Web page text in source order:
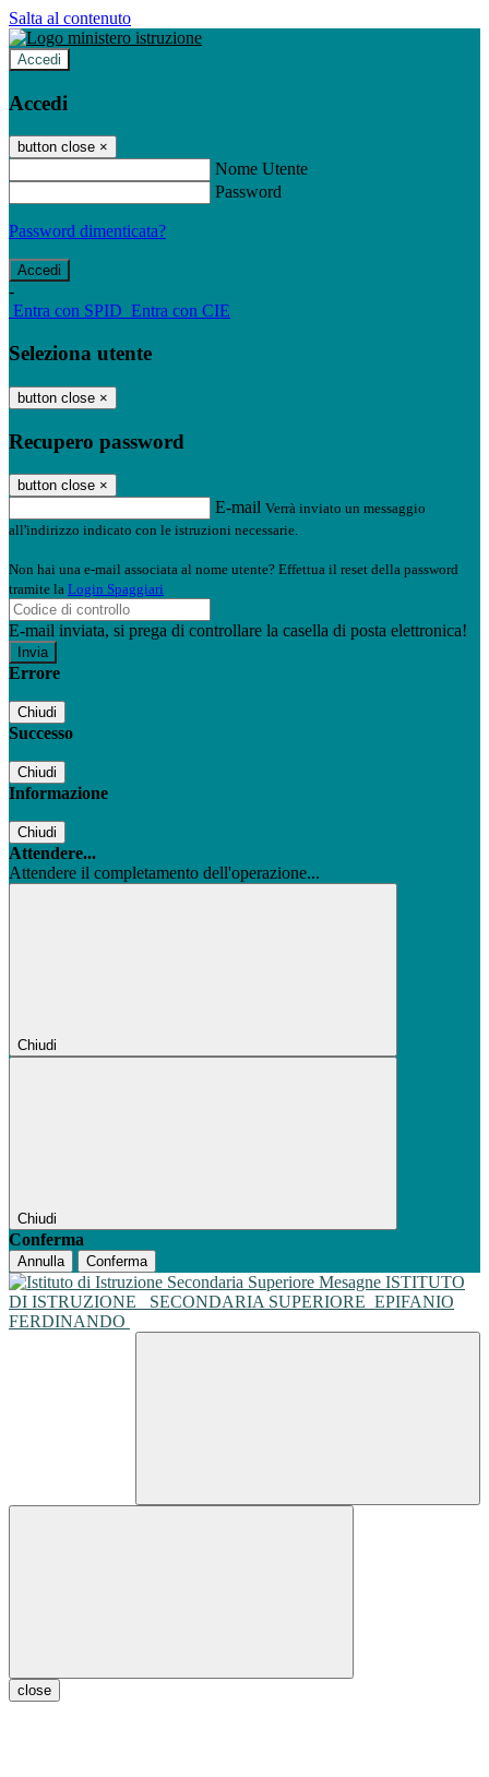
Salta al contenuto
Accedi
Accedi
button close ×
Nome Utente
Password
Password dimenticata?
-
Entra con SPID Entra con CIE
Seleziona utente
button close ×
Recupero password
button close ×
E-mail Verrà inviato un messaggio
all'indirizzo indicato con le istruzioni necessarie.
Non hai una e-mail associata al nome utente? Effettua il reset della password
tramite la Login Spaggiari
E-mail inviata, si prega di controllare la casella di posta elettronica!
Errore
Chiudi
Successo
Chiudi
Informazione
Chiudi
Attendere...
Attendere il completamento dell'operazione...
Chiudi
Chiudi
Conferma
Annulla Conferma
ISTITUTO
DI ISTRUZIONE
SECONDARIA SUPERIORE EPIFANIO
FERDINANDO
close